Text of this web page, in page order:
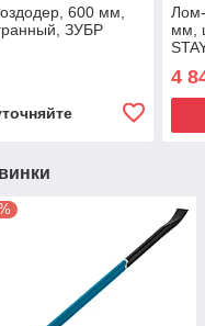
600 мм,
ЗУБР
мм,
4